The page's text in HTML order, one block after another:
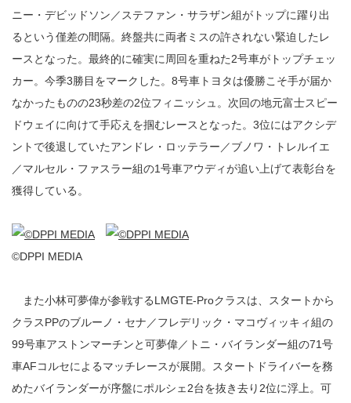
ニー・デビッドソン／ステファン・サラザン組がトップに躍り出
るという僅差の間隔。終盤共に両者ミスの許されない緊迫したレ
ースとなった。最終的に確実に周回を重ねた2号車がトップチェッ
カー。今季3勝目をマークした。8号車トヨタは優勝こそ手が届か
なかったものの23秒差の2位フィニッシュ。次回の地元富士スピー
ドウェイに向けて手応えを掴むレースとなった。3位にはアクシデ
ントで後退していたアンドレ・ロッテラー／ブノワ・トレルイエ
／マルセル・ファスラー組の1号車アウディが追い上げて表彰台を
獲得している。
©DPPI MEDIA
また小林可夢偉が参戦するLMGTE-Proクラスは、スタートから
クラスPPのブルーノ・セナ／フレデリック・マコヴィッキィ組の
99号車アストンマーチンと可夢偉／トニ・バイランダー組の71号
車AFコルセによるマッチレースが展開。スタートドライバーを務
めたバイランダーが序盤にポルシェ2台を抜き去り2位に浮上。可